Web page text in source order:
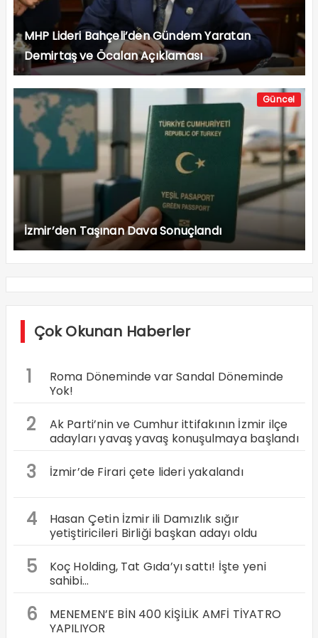
MHP Lideri Bahçeli’den Gündem Yaratan
Demirtaş ve Öcalan Açıklaması
Güncel
İzmir’den Taşınan Dava Sonuçlandı
Çok Okunan Haberler
1
Roma Döneminde var Sandal Döneminde
Yok!
2
Ak Parti’nin ve Cumhur ittifakının İzmir ilçe
adayları yavaş yavaş konuşulmaya başlandı
3 İzmir’de Firari çete lideri yakalandı
4
Hasan Çetin İzmir ili Damızlık sığır
yetiştiricileri Birliği başkan adayı oldu
5
Koç Holding, Tat Gıda’yı sattı! İşte yeni
sahibi…
6
MENEMEN’E BİN 400 KİŞİLİK AMFİ TİYATRO
YAPILIYOR